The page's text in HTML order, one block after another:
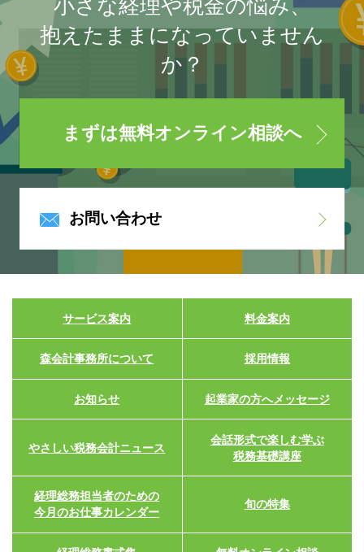
小さな経理や税金の悩み、
抱えたままになっていません
か？
まずは無料オンライン相談へ
お問い合わせ
サービス案内 料金案内
森会計事務所について 採用情報
お知らせ 起業家の方へメッセージ
やさしい税務会計ニュース
会話形式で楽しむ学ぶ
税務基礎講座
経理総務担当者のための
今月のお仕事カレンダー
旬の特集